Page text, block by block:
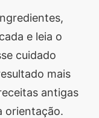
e leia o
cuidado
mais
antigas
orientação.